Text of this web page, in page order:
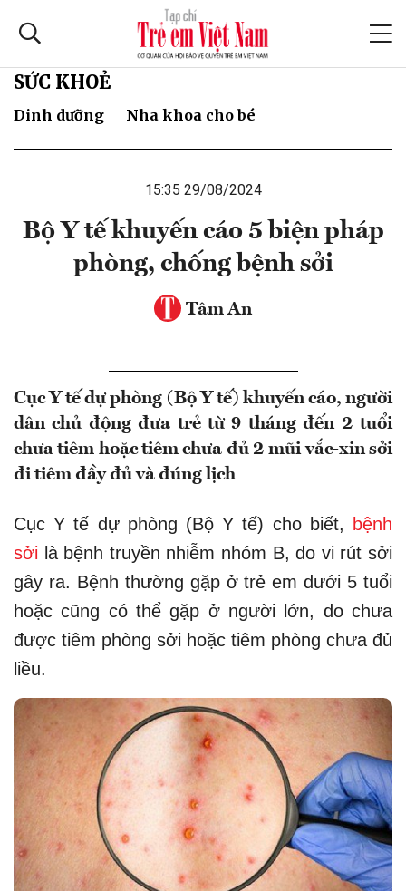
SỨC KHOẺ
Dinh dưỡng Nha khoa cho bé
15:35 29/08/2024
Bộ Y tế khuyến cáo 5 biện pháp
phòng, chống bệnh sởi
Tâm An
Cục Y tế dự phòng (Bộ Y tế) khuyến cáo, người
dân chủ động đưa trẻ từ 9 tháng đến 2 tuổi
chưa tiêm hoặc tiêm chưa đủ 2 mũi vắc-xin sởi
đi tiêm đầy đủ và đúng lịch
Cục Y tế dự phòng (Bộ Y tế) cho biết, bệnh
sởi là bệnh truyền nhiễm nhóm B, do vi rút sởi
gây ra. Bệnh thường gặp ở trẻ em dưới 5 tuổi
hoặc cũng có thể gặp ở người lớn, do chưa
được tiêm phòng sởi hoặc tiêm phòng chưa đủ
liều.